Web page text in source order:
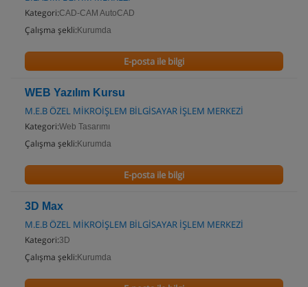
Kategori:CAD-CAM AutoCAD
Çalışma şekli: Kurumda
E-posta ile bilgi
WEB Yazılım Kursu
M.E.B ÖZEL MİKROİŞLEM BİLGİSAYAR İŞLEM MERKEZİ
Kategori:Web Tasarımı
Çalışma şekli: Kurumda
E-posta ile bilgi
3D Max
M.E.B ÖZEL MİKROİŞLEM BİLGİSAYAR İŞLEM MERKEZİ
Kategori:3D
Çalışma şekli: Kurumda